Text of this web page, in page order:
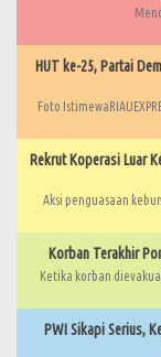
HUT ke-25, Partai
Foto
Rekrut Koperasi Luar
Aksi penguasaan
Korban Terakhir
Ketika korban
PWI Sikapi Serius,